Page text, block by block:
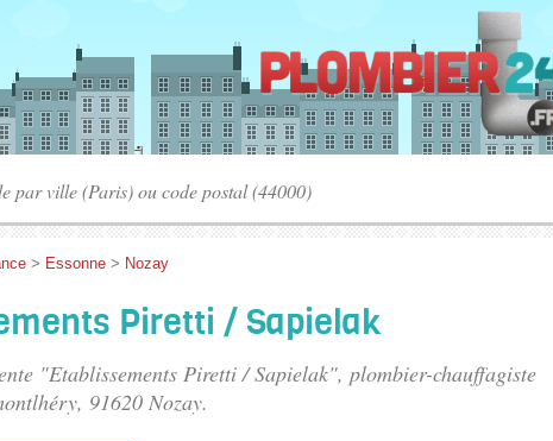
> Essonne > Nozay
Piretti / Sapielak
"Etablissements Piretti / Sapielak", plombier-chauffagiste
, 91620 Nozay.